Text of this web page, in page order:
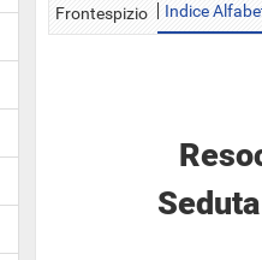
Frontespizio Indice